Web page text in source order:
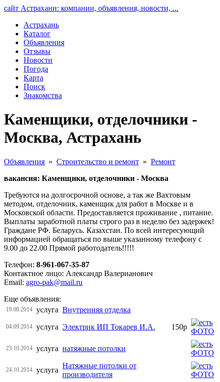
сайт Астрахани: компании, объявления, новости, ...
Астрахань
Каталог
Объявления
Отзывы
Новости
Погода
Карта
Поиск
Знакомства
Каменщики, отделочники -
Москва, Астрахань
Объявления » Строительство и ремонт » Ремонт
вакансия: Каменщики, отделочники - Москва
Требуются на долгосрочной основе, а так же Вахтовым
методом, отделочник, каменщик для работ в Москве и в
Московской области. Предоставляется проживание , питание.
Выплаты заработной платы строго раз в неделю без задержек!
Граждане РФ. Беларусь. Казахстан. По всей интересующий
информацией обращаться по выше указанному телефону с
9.00 до 22.00 Прямой работодатель!!!!!
Телефон: 8-961-067-35-87
Контактное лицо: Александр Валерианович
Email: agro-pak@mail.ru
Еще объявления:
19.08.2014 услуга Внутренняя отделка
04.09.2014 услуга Электрик ИП Токарев И.А. 150р
23.10.2014 услуга натяжные потолки
24.10.2014 услуга
Натяжные потолки от
производителя